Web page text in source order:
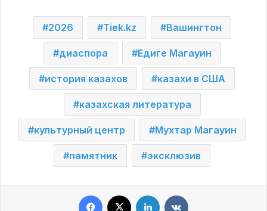
2026 Tiek.kz Вашингтон
диаспора Едиге Магауин
история казахов казахи в США
казахская литература
культурный центр Мухтар Магауин
памятник эксклюзив